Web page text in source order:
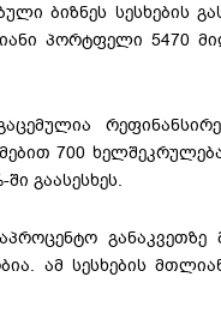
ბიზნეს სესხების
პორტფელი 5470
700
გაასესხეს.
ამ სესხების